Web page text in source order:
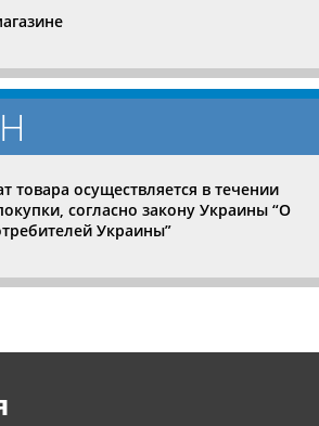
товара осуществляется в течении
согласно закону Украины “О
Украины”